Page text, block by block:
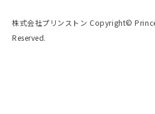
株式会社プリンストン Copyright©
Reserved.